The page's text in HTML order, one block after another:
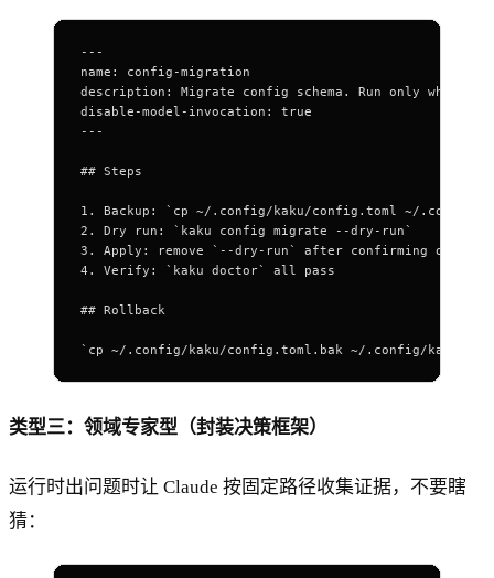
---
name : config-migration
description : Migrate config schema. Run only when
disable-model-invocation : true
---
## Steps
1. Backup : ` cp ~/.config/kaku/config.toml ~/.config/
2. Dry run : ` kaku config migrate --dry-run`
3. Apply :
remove `--dry-run` after confirming output
4. Verify : ` kaku doctor` all pass
## Rollback
` cp ~/.config/kaku/config.toml.bak ~/.config/kaku/
类型三：领域专家型（封装决策框架）
运行时出问题时让 Claude 按固定路径收集证据，不要瞎
猜：